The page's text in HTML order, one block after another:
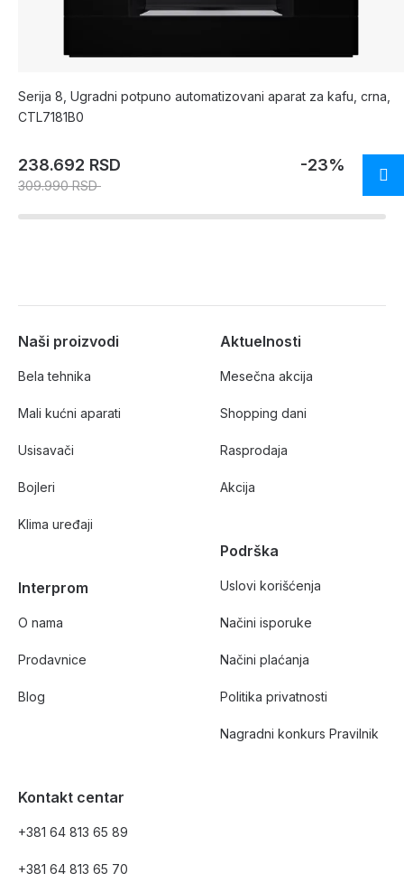
Serija 8, Ugradni potpuno automatizovani aparat za kafu, crna,
CTL7181B0
238.692 RSD
309.990 RSD
-23%
Naši proizvodi
Bela tehnika
Mali kućni aparati
Usisavači
Bojleri
Klima uređaji
Interprom
O nama
Prodavnice
Blog
Aktuelnosti
Mesečna akcija
Shopping dani
Rasprodaja
Akcija
Podrška
Uslovi korišćenja
Načini isporuke
Načini plaćanja
Politika privatnosti
Nagradni konkurs Pravilnik
Kontakt centar
+381 64 813 65 89
+381 64 813 65 70